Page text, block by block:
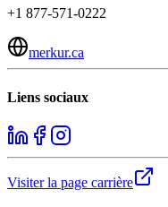
+1 877-571-0222
merkur.ca
Liens sociaux
Visiter la page carrière